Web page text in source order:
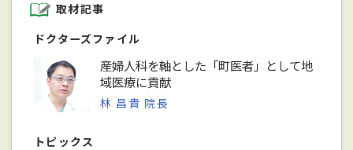
取材記事
ドクターズファイル
産婦人科を軸とした「町医者」として地
域医療に貢献
林 昌貴 院長
トピックス